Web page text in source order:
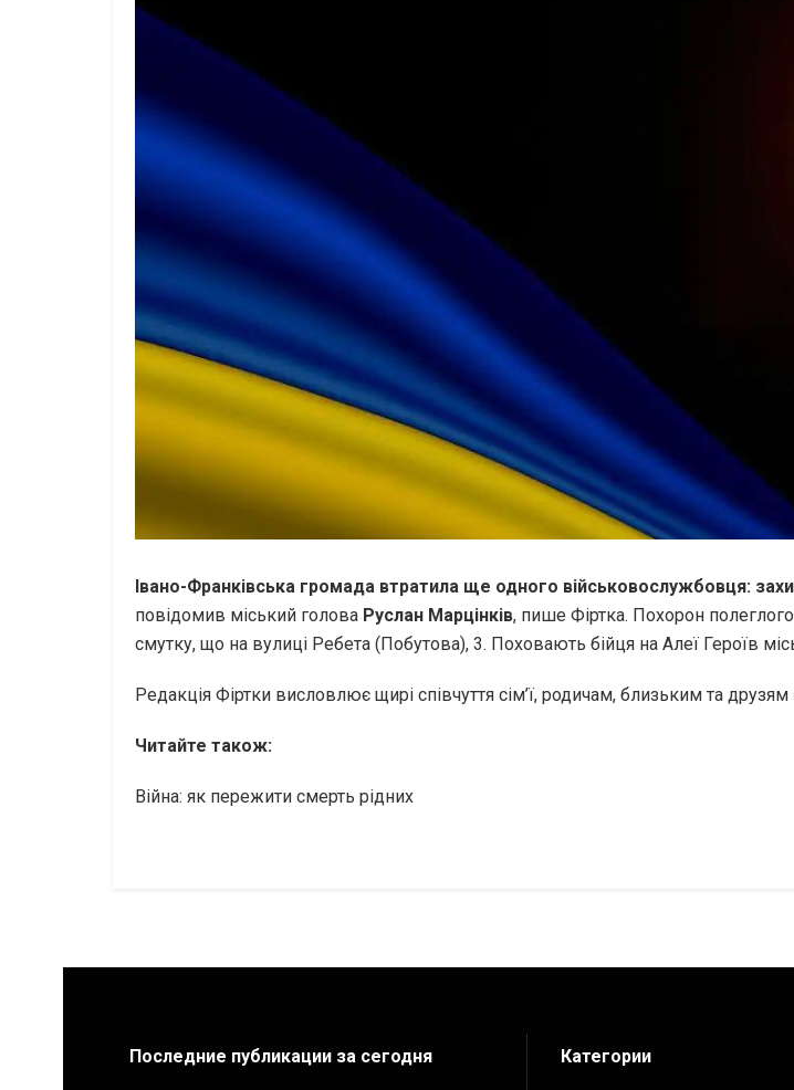
Івано-Франківська громада втратила ще одного військовослужбовця:
повідомив міський голова Руслан Марцінків, пише Фіртка. Похорон
смутку, що на вулиці Ребета (Побутова), 3. Поховають бійця на Алеї Героїв
Редакція Фіртки висловлює щирі співчуття сім’ї, родичам, близьким та
Читайте також:
Війна: як пережити смерть рідних
Последние публикации за сегодня Категории